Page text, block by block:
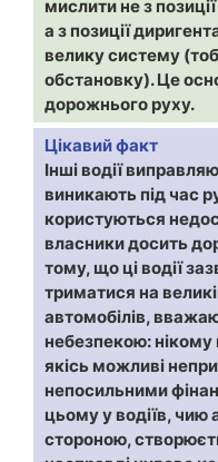
мислити не з
а з позиції
велику систему
обстановку). Це
дорожнього руху.
Цікавий факт
Інші водії
виникають під час
користуються
власники досить
тому, що ці водії
триматися на
автомобілів,
небезпекою: нікому
якісь можливі
непосильними
цьому у водіїв, чию
стороною,